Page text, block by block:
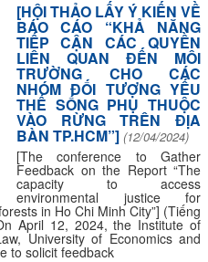
[HỘI THẢO LẤY Ý KIẾN VỀ
BÁO CÁO “KHẢ NĂNG
TIẾP CẬN CÁC QUYỀN
LIÊN QUAN ĐẾN MÔI
TRƯỜNG CHO CÁC
NHÓM ĐỐI TƯỢNG YẾU
THẾ SỐNG PHỤ THUỘC
VÀO RỪNG TRÊN ĐỊA
BÀN TP.HCM”] (12/04/2024)
[The conference to Gather
Feedback on the Report “The
capacity to access
environmental justice for
in Ho Chi Minh City”] (Tiếng
April 12, 2024, the Institute of
University of Economics and
to solicit feedback